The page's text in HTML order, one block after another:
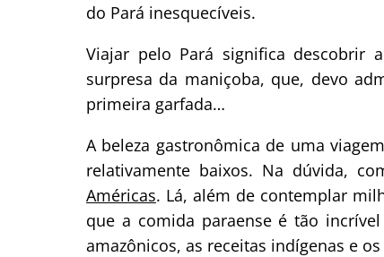
do Pará inesquecíveis.
Viajar pelo Pará significa descobrir
surpresa da maniçoba, que, devo
primeira garfada…
A beleza gastronômica de uma
relativamente baixos. Na dúvida,
Américas. Lá, além de contemplar
que a comida paraense é tão
amazônicos, as receitas indígenas e